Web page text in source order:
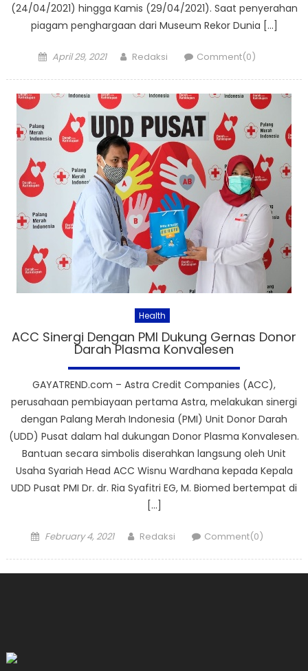
(24/04/2021) hingga Kamis (29/04/2021). Saat penyerahan
piagam penghargaan dari Museum Rekor Dunia […]
Posted
April 29, 2021 Author
Redaksi Comment(0)
Health
ACC Sinergi Dengan PMI Dukung Gernas Donor
Darah Plasma Konvalesen
GAYATREND.com – Astra Credit Companies (ACC),
perusahaan pembiayaan pertama Astra, melakukan sinergi
dengan Palang Merah Indonesia (PMI) Unit Donor Darah
(UDD) Pusat dalam hal dukungan Donor Plasma Konvalesen.
Bantuan secara simbolis diserahkan langsung oleh Unit
Usaha Syariah Head ACC Wisnu Wardhana kepada Kepala
UDD Pusat PMI Dr. dr. Ria Syafitri EG, M. Biomed bertempat di
[…]
Posted
February 4, 2021 Author
Redaksi Comment(0)